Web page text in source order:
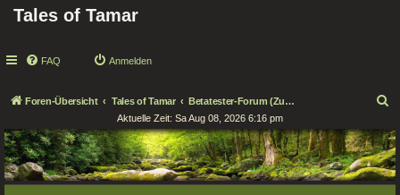
Tales of Tamar
FAQ Anmelden
Foren-Übersicht Tales of Tamar Betatester-Forum (Zugang nur für Tester!)
c
h
e
Aktuelle Zeit: Sa Aug 08, 2026 6:16 pm